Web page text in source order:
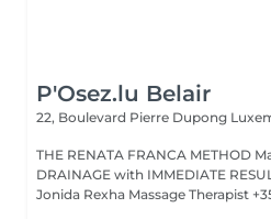
P'Osez.lu Belair
22, Boulevard Pierre Dupong
THE RENATA FRANCA METHOD Manual LYMPHATIC
DRAINAGE with IMMEDIATE RESULT from the first
Jonida Rexha Massage Therapist